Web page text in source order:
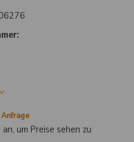
um Preise sehen zu